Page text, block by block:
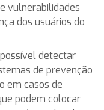
vulnerabilidades
dos usuários do
detectar
de prevenção
em casos de
podem colocar